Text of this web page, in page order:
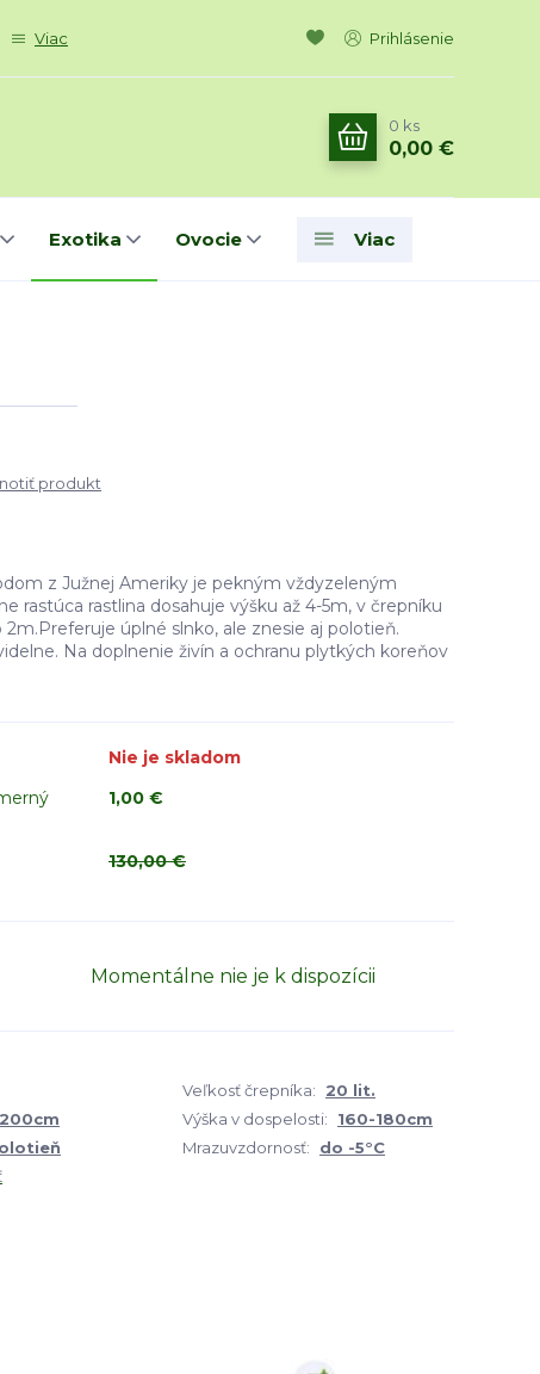
Viac Prihlásenie
0 ks
0,00 €
Exotika Ovocie Viac
produkt
z Južnej Ameriky je pekným vždyzeleným
rastúca rastlina dosahuje výšku až 4-5m, v črepníku
úplné slnko, ale znesie aj polotieň.
Na doplnenie živín a ochranu plytkých koreňov
Nie je skladom
1,00 €
130,00 €
Momentálne nie je k dispozícii
Veľkosť črepníka:
20 lit.
Výška v dospelosti:
160-180cm
Mrazuvzdornosť:
do -5°C